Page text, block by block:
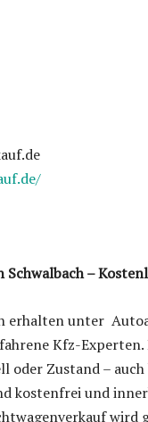
Schwalbach –
erhalten unter
Kfz-
oder Zustand –
kostenfrei und
wird